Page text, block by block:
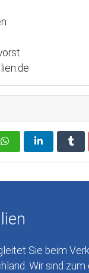
Sie beim
Wir sind